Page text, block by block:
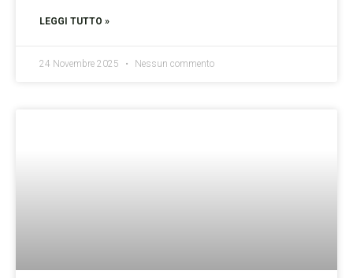
LEGGI TUTTO »
24 Novembre 2025 Nessun commento